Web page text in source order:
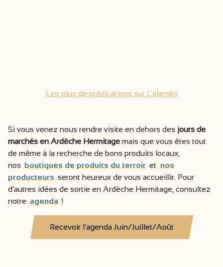
Lire plus de publications sur Calaméo
Si vous venez nous rendre visite en dehors des jours de
marchés en Ardèche Hermitage mais que vous êtes tout
de même à la recherche de bons produits locaux,
nos boutiques de produits du terroir etnos
producteurs seront heureux de vous accueillir. Pour
d'autres idées de sortie en Ardèche Hermitage, consultez
notre agenda !
Recevoir l'agenda Juin/Juillet/Août